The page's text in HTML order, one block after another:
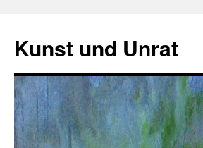
content
Kunst und Unrat